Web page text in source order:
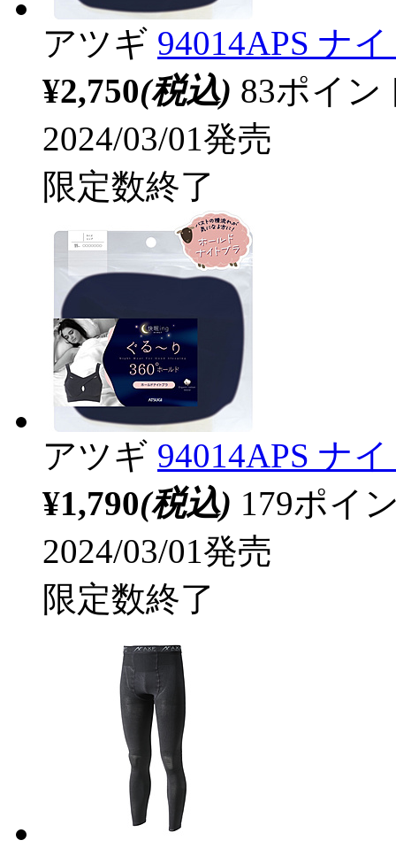
アツギ 94014APS ナ
¥2,750(税込) 83ポイ
2024/03/01発売
限定数終了
アツギ 94014APS ナ
¥1,790(税込) 179ポイ
2024/03/01発売
限定数終了